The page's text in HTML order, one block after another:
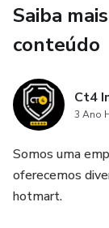
Saiba
conteúdo
Ct4
3 Ano
Somos uma
oferecemos
hotmart.